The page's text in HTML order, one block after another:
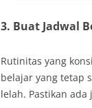
3. Buat Jadwal
Rutinitas yang
belajar yang tetap
lelah. Pastikan